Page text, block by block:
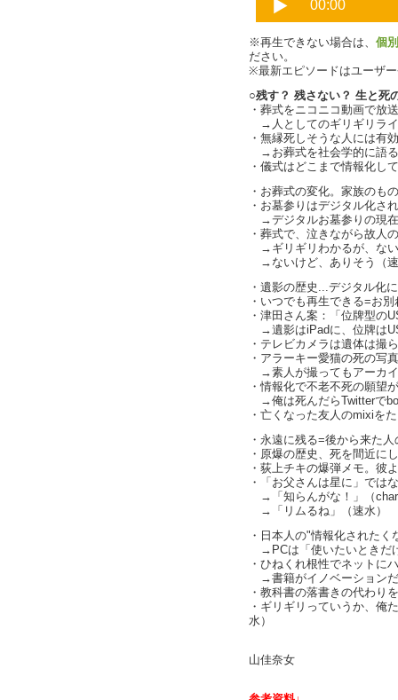
※再生できない場合は、 個
ださい。
※最新エピソードはユーザ
○残す？ 残さない？ 生と死
・葬式をニコニコ動画で放
→人としてのギリギリラ
・無縁死しそうな人には有
→お葬式を社会学的に語
・儀式はどこまで情報化し
・お葬式の変化。家族のも
・お墓参りはデジタル化さ
→デジタルお墓参りの現
・葬式で、泣きながら故人
→ギリギリわかるが、な
→ないけど、ありそう（
・遺影の歴史...デジタル化
・いつでも再生できる=お
・津田さん案：「位牌型の
→遺影はiPadに、位牌は
・テレビカメラは遺体は撮
・アラーキー愛猫の死の写
→素人が撮ってもアーカ
・情報化で不老不死の願望
→俺は死んだらTwitterで
・亡くなった友人のmixiを
・永遠に残る=後から来た
・原爆の歴史、死を間近に
・荻上チキの爆弾メモ。彼
・「お父さんは星に」では
→「知らんがな！」（
→「リムるね」（速水）
・日本人の"情報化されたく
→PCは「使いたいときだ
・ひねくれ根性でネットに
→書籍がイノベーション
・教科書の落書きの代わり
・ギリギリっていうか、俺
水）
山佳奈女